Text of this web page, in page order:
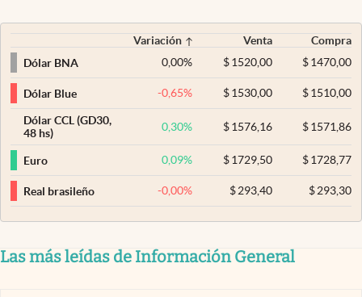
Variación Venta
Compra
Dólar BNA
0,00% $ 1520,00 $1470,00
Dólar Blue -0,65% $ 1530,00 $1510,00
Dólar CCL (GD30,
48 hs)
0,30% $ 1576,16 $1571,86
Euro 0,09% $ 1729,50 $1728,77
Real brasileño -0,00% $293,40 $293,30
Las más leídas de Información General